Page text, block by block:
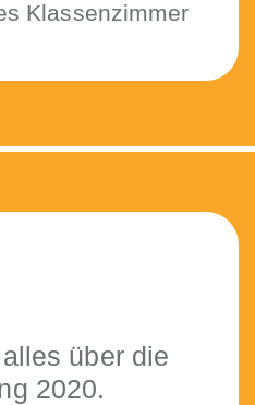
Klassenzimmer
über die
2020.